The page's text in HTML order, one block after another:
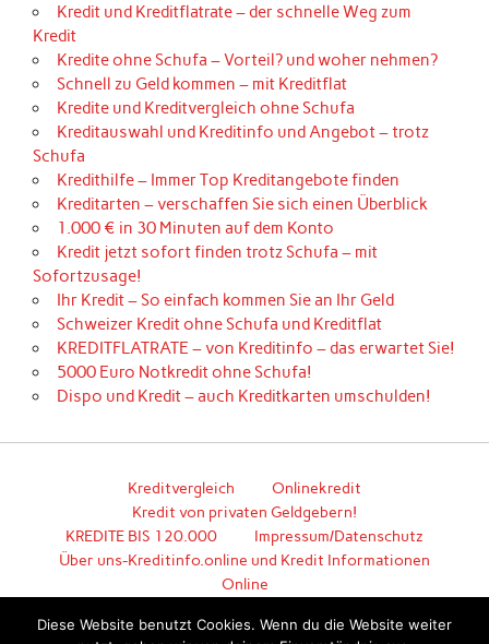
Kredit und Kreditflatrate – der schnelle Weg zum
Kredit
Kredite ohne Schufa – Vorteil? und woher nehmen?
Schnell zu Geld kommen – mit Kreditflat
Kredite und Kreditvergleich ohne Schufa
Kreditauswahl und Kreditinfo und Angebot – trotz
Schufa
Kredithilfe – Immer Top Kreditangebote finden
Kreditarten – verschaffen Sie sich einen Überblick
1.000 € in 30 Minuten auf dem Konto
Kredit jetzt sofort finden trotz Schufa – mit
Sofortzusage!
Ihr Kredit – So einfach kommen Sie an Ihr Geld
Schweizer Kredit ohne Schufa und Kreditflat
KREDITFLATRATE – von Kreditinfo – das erwartet Sie!
5000 Euro Notkredit ohne Schufa!
Dispo und Kredit – auch Kreditkarten umschulden!
Kreditvergleich
Onlinekredit
Kredit von privaten Geldgebern!
KREDITE BIS 120.000
Impressum/Datenschutz
Über uns-Kreditinfo.online und Kredit Informationen
Online
Diese Website benutzt Cookies. Wenn du die Website weiter